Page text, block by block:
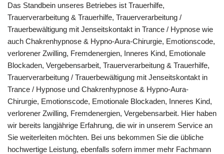
Das Standbein unseres Betriebes ist Trauerhilfe,
Trauerverarbeitung & Trauerhilfe, Trauerverarbeitung /
Trauerbewältigung mit Jenseitskontakt in Trance / Hypnose wie
auch Chakrenhypnose & Hypno-Aura-Chirurgie, Emotionscode,
verlorener Zwilling, Fremdenergien, Inneres Kind, Emotionale
Blockaden, Vergebensarbeit, Trauerverarbeitung & Trauerhilfe,
Trauerverarbeitung / Trauerbewältigung mit Jenseitskontakt in
Trance / Hypnose und Chakrenhypnose & Hypno-Aura-
Chirurgie, Emotionscode, Emotionale Blockaden, Inneres Kind,
verlorener Zwilling, Fremdenergien, Vergebensarbeit. Hier haben
wir bereits langjährige Erfahrung, die wir in unserem Service an
Sie weiterleiten möchten. Bei uns bekommen Sie die übliche
hochwertige Leistung, ebenfalls sofern immer mehr Fachmann